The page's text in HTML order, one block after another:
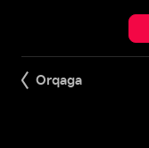
Orqaga